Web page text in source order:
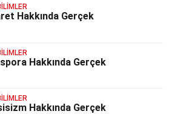
Hakkında Gerçek
Hakkında Gerçek
Hakkında Gerçek